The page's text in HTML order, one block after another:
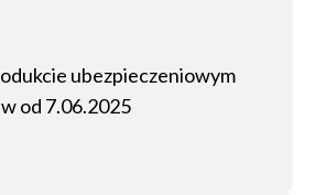
ubezpieczeniowym
od 7.06.2025